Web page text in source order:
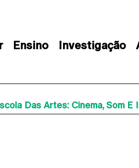
Ensino Investigação
Das Artes: Cinema, Som E